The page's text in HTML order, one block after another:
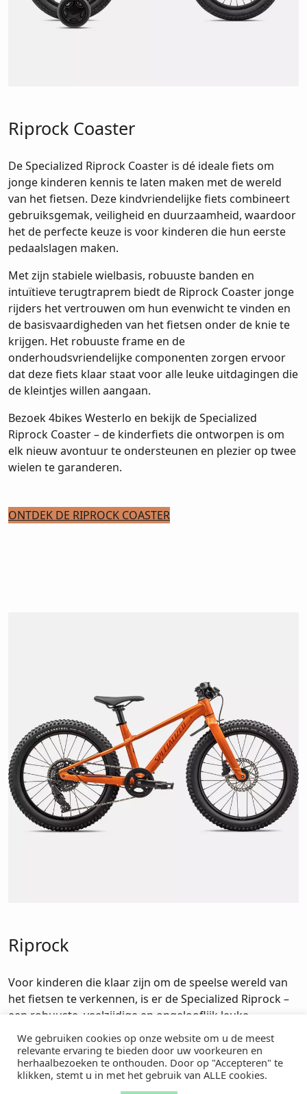
Riprock Coaster
De Specialized Riprock Coaster is dé ideale fiets om
jonge kinderen kennis te laten maken met de wereld
van het fietsen. Deze kindvriendelijke fiets combineert
gebruiksgemak, veiligheid en duurzaamheid, waardoor
het de perfecte keuze is voor kinderen die hun eerste
pedaalslagen maken.
Met zijn stabiele wielbasis, robuuste banden en
intuïtieve terugtraprem biedt de Riprock Coaster jonge
rijders het vertrouwen om hun evenwicht te vinden en
de basisvaardigheden van het fietsen onder de knie te
krijgen. Het robuuste frame en de
onderhoudsvriendelijke componenten zorgen ervoor
dat deze fiets klaar staat voor alle leuke uitdagingen die
de kleintjes willen aangaan.
Bezoek 4bikes Westerlo en bekijk de Specialized
Riprock Coaster – de kinderfiets die ontworpen is om
elk nieuw avontuur te ondersteunen en plezier op twee
wielen te garanderen.
ONTDEK DE RIPROCK COASTER
Riprock
Voor kinderen die klaar zijn om de speelse wereld van
het fietsen te verkennen, is er de Specialized Riprock –
een robuuste, veelzijdige en ongelooflijk leuke
kinderfiets die ontworpen is om net zo avontuurlijk en
onverzettelijk te zijn als de jonge rijders zelf. Of het nu
gaat om een ritje door de buurt, een gezinsuitstapje op
het parcours, of de eerste kennismaking met
We gebruiken cookies op onze website om u de meest
relevante ervaring te bieden door uw voorkeuren en
herhaalbezoeken te onthouden. Door op "Accepteren" te
klikken, stemt u in met het gebruik van ALLE cookies.